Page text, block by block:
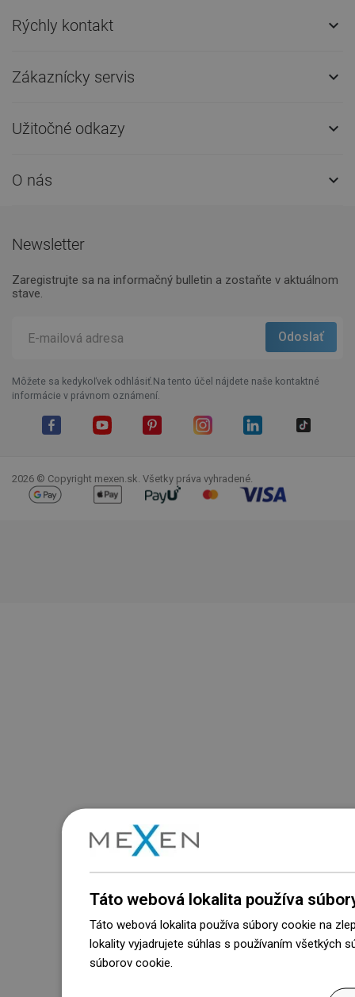
Rýchly kontakt 
Zákaznícky servis 
Užitočné odkazy 
O nás 
Newsletter
Zaregistrujte sa na informačný bulletin a zostaňte v aktuálnom
stave.
Môžete sa kedykoľvek odhlásiť.Na tento účel nájdete naše kontaktné
informácie v právnom oznámení.
2026 © Copyright mexen.sk. Všetky práva vyhradené.
Táto webová lokalita používa
Táto webová lokalita používa súbory cookie na
lokality vyjadrujete súhlas s používaním všetkých
súborov cookie.